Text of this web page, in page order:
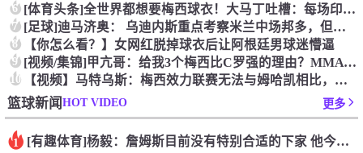
6 [体育头条]全世界都想要梅西球衣！大马丁吐槽：每场印两三百件
7 [足球]迪马济奥： 乌迪内斯重点考察米兰中场邦多，但尚未展开
8 【你怎么看？】女网红脱掉球衣后让阿根廷男球迷懵逼
9 [视频/集锦]甲亢哥：给我3个梅西比C罗强的理由？MMA 选
10 【视频】马特乌斯：梅西效力联赛无法与姆哈凯相比，他们是在欧洲
篮球新闻HOT VIDEO 更多
1 [有趣体育]杨毅：詹姆斯目前没有特别合适的下家 他今夏最失策